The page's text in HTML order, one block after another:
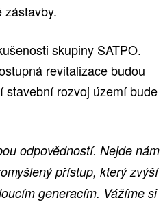
zástavby.
skupiny SATPO.
revitalizace budou
stavební rozvoj území bude
odpovědností. Nejde nám
přístup, který zvýší
generacím. Vážíme si